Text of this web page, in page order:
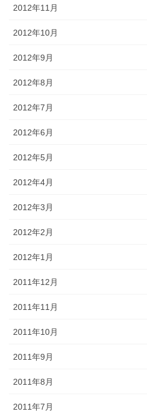
2012年11月
2012年10月
2012年9月
2012年8月
2012年7月
2012年6月
2012年5月
2012年4月
2012年3月
2012年2月
2012年1月
2011年12月
2011年11月
2011年10月
2011年9月
2011年8月
2011年7月